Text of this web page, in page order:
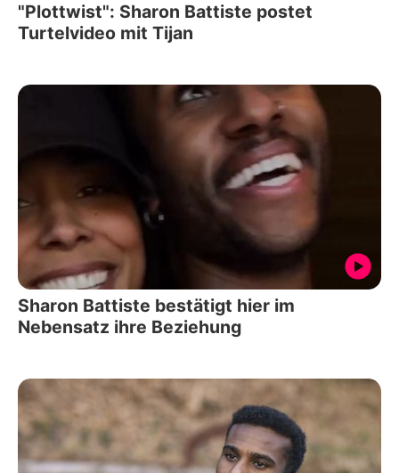
"Plottwist": Sharon Battiste postet
Turtelvideo mit Tijan
Sharon Battiste bestätigt hier im
Nebensatz ihre Beziehung